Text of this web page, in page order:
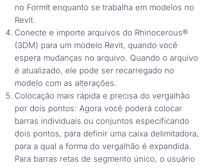
no FormIt enquanto se trabalha em modelos no
Revit.
Conecte e importe arquivos do Rhinocerous®
(3DM) para um modelo Revit, quando você
espera mudanças no arquivo. Quando o arquivo
é atualizado, ele pode ser recarregado no
modelo com as alterações.
Colocação mais rápida e precisa do vergalhão
por dois pontos: Agora você poderá colocar
barras individuais ou conjuntos especificando
dois pontos, para definir uma caixa delimitadora,
para a qual a forma do vergalhão é expandida.
Para barras retas de segmento único, o usuário